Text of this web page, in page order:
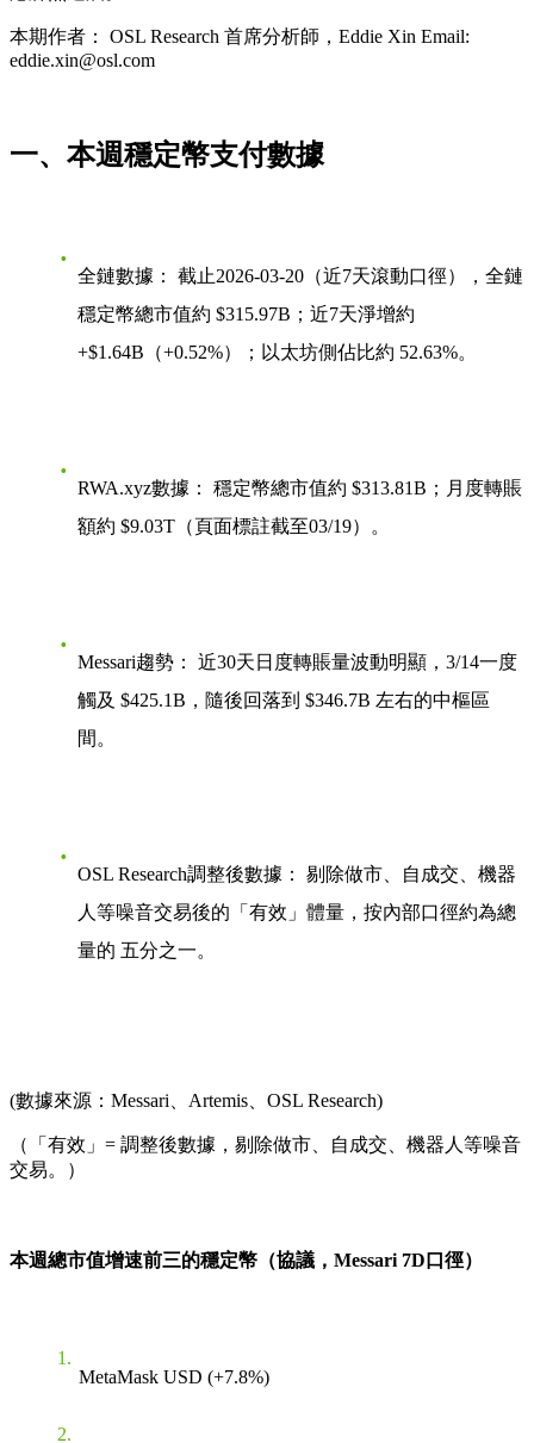
本期作者： OSL Research 首席分析師，Eddie Xin Email:
eddie.xin@osl.com
一、本週穩定幣支付數據
全鏈數據：
截止2026-03-20（近7天滾動口徑），全鏈
穩定幣總市值約 $315.97B ；近7天淨增約
+$1.64B （+0.52%）；以太坊側佔比約 52.63%。
RWA.xyz數據： 穩定幣總市值約 $313.81B ；月度轉賬
額約 $9.03T （頁面標註截至03/19）。
Messari趨勢：
近30天日度轉賬量波動明顯，3/14一度
觸及 $425.1B ，隨後回落到 $346.7B 左右的中樞區
間。
OSL Research調整後數據：
剔除做市、自成交、機器
人等噪音交易後的「有效」體量，按內部口徑約為總
量的 五分之一。
(數據來源：Messari、Artemis、OSL Research)
（「有效」= 調整後數據，剔除做市、自成交、機器人等噪音
交易。）
本週總市值增速前三的穩定幣（協議，Messari 7D口徑）
MetaMask USD (+7.8%)